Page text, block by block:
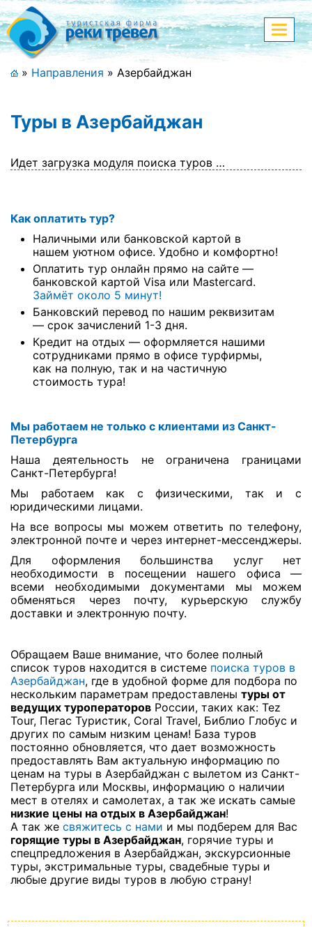
Меню
+7 (911) 182-44-68
Полная версия сайта
Спецпредложения
Праздничные туры
Страны и направления
Поиск тура
Туры по России
Автобусные туры
Туры на пароме
Авиабилеты
Туристическая страховка
Услуги
О компании
Отзывы
меню
» Направления » Азербайджан
Туры в Азербайджан
Идет загрузка модуля поиска туров …
Как оплатить тур?
Наличными или банковской картой в
нашем уютном офисе. Удобно и комфортно!
Оплатить тур онлайн прямо на сайте —
банковской картой Visa или Mastercard.
Займёт около 5 минут!
Банковский перевод по нашим реквизитам
— срок зачислений 1-3 дня.
Кредит на отдых — оформляется нашими
сотрудниками прямо в офисе турфирмы,
как на полную, так и на частичную
стоимость тура!
Мы работаем не только с клиентами из Санкт-
Петербурга
Наша деятельность не ограничена границами
Санкт-Петербурга!
Мы работаем как с физическими, так и с
юридическими лицами.
На все вопросы мы можем ответить по телефону,
электронной почте и через интернет-мессенджеры.
Для оформления большинства услуг нет
необходимости в посещении нашего офиса —
всеми необходимыми документами мы можем
обменяться через почту, курьерскую службу
доставки и электронную почту.
Обращаем Ваше внимание, что более полный
список туров находится в системе поиска туров в
Азербайджан, где в удобной форме для подбора по
нескольким параметрам предоставлены туры от
ведущих туроператоров России, таких как: Tez
Tour, Пегас Туристик, Coral Travel, Библио Глобус и
других по самым низким ценам! База туров
постоянно обновляется, что дает возможность
предоставлять Вам актуальную информацию по
ценам на туры в Азербайджан с вылетом из Санкт-
Петербурга или Москвы, информацию о наличии
мест в отелях и самолетах, а так же искать самые
низкие цены на отдых в Азербайджан!
А так же свяжитесь с нами и мы подберем для Вас
горящие туры в Азербайджан, горячие туры и
спецпредложения в Азербайджан, экскурсионные
туры, экстримальные туры, свадебные туры и
любые другие виды туров в любую страну!